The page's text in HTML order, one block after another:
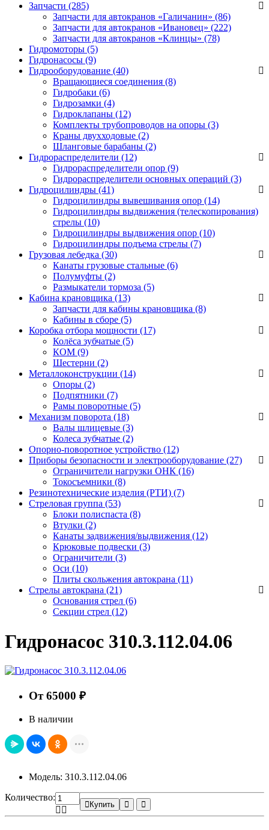
Запчасти (285)
Запчасти для автокранов «Галичанин» (86)
Запчасти для автокранов «Ивановец» (222)
Запчасти для автокранов «Клинцы» (78)
Гидромоторы (5)
Гидронасосы (9)
Гидрооборудование (40)
Вращающиеся соединения (8)
Гидробаки (6)
Гидрозамки (4)
Гидроклапаны (12)
Комплекты трубопроводов на опоры (3)
Краны двухходовые (2)
Шланговые барабаны (2)
Гидрораспределители (12)
Гидрораспределители опор (9)
Гидрораспределители основных операций (3)
Гидроцилиндры (41)
Гидроцилиндры вывешивания опор (14)
Гидроцилиндры выдвижения (телескопирования)
стрелы (10)
Гидроцилиндры выдвижения опор (10)
Гидроцилиндры подъема стрелы (7)
Грузовая лебедка (30)
Канаты грузовые стальные (6)
Полумуфты (2)
Размыкатели тормоза (5)
Кабина крановщика (13)
Запчасти для кабины крановщика (8)
Кабины в сборе (5)
Коробка отбора мощности (17)
Колёса зубчатые (5)
КОМ (9)
Шестерни (2)
Металлоконструкции (14)
Опоры (2)
Подпятники (7)
Рамы поворотные (5)
Механизм поворота (18)
Валы шлицевые (3)
Колеса зубчатые (2)
Опорно-поворотное устройство (12)
Приборы безопасности и электрооборудование (27)
Ограничители нагрузки ОНК (16)
Токосъемники (8)
Резинотехнические изделия (РТИ) (7)
Стреловая группа (53)
Блоки полиспаста (8)
Втулки (2)
Канаты задвижения/выдвижения (12)
Крюковые подвески (3)
Ограничители (3)
Оси (10)
Плиты скольжения автокрана (11)
Стрелы автокрана (21)
Основания стрел (6)
Секции стрел (12)
Гидронасос 310.3.112.04.06
От 65000 ₽
В наличии
Модель: 310.3.112.04.06
Количество:
Купить